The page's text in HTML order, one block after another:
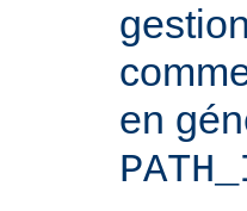
en